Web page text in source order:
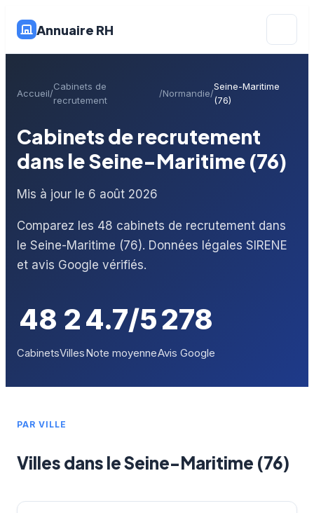
Annuaire RH
Accueil
Cabinets de
recrutement
Normandie
Seine-Maritime
(76)
Cabinets de recrutement
dans le Seine-Maritime (76)
Mis à jour le 6 août 2026
Comparez les 48 cabinets de recrutement dans
le Seine-Maritime (76). Données légales SIRENE
et avis Google vérifiés.
48
Cabinets
2
Villes
4.7/5
Note moyenne
278
Avis Google
PAR VILLE
Villes dans le Seine-Maritime (76)